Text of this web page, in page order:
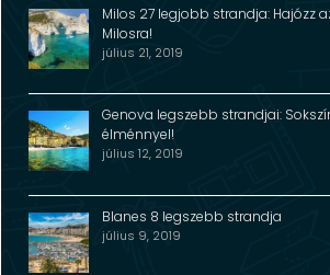
Milos 27 legjobb strandja: Hajózz az Ezer Öböl szigetére,
Milosra!
július 21, 2019
Genova legszebb strandjai: Sokszínű partok, tele
élménnyel!
július 12, 2019
Blanes 8 legszebb strandja
július 9, 2019